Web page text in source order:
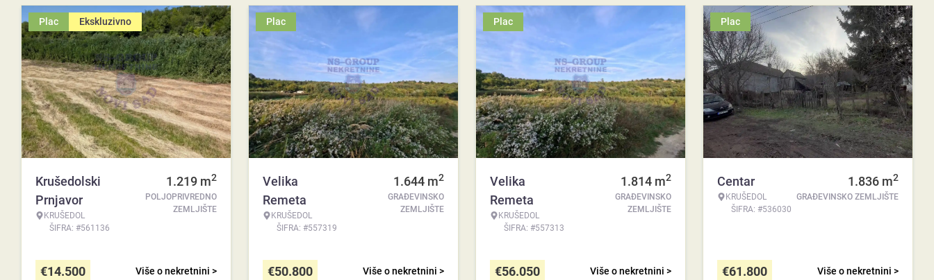
Plac Ekskluzivno
Krušedolski
Prnjavor
KRUŠEDOL
ŠIFRA: #561136
1.219 m2
POLJOPRIVREDNO
ZEMLJIŠTE
Više o nekretnini >
€14.500
Plac
Velika
Remeta
KRUŠEDOL
ŠIFRA: #557319
1.644 m2
GRAĐEVINSKO
ZEMLJIŠTE
Više o nekretnini >
€50.800
Plac
Velika
Remeta
KRUŠEDOL
ŠIFRA: #557313
1.814 m2
GRAĐEVINSKO
ZEMLJIŠTE
Više o nekretnini >
€56.050
Plac
Centar
KRUŠEDOL
ŠIFRA: #536030
1.836 m2
GRAĐEVINSKO ZEMLJIŠTE
Više o nekretnini >
€61.800